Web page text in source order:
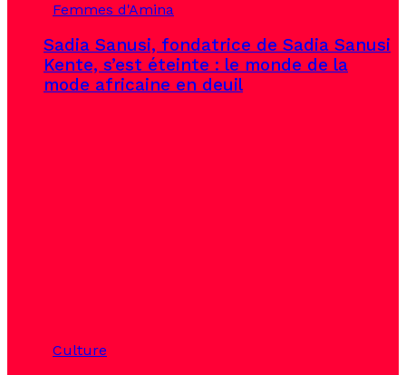
Femmes d'Amina
Sadia Sanusi, fondatrice de Sadia Sanusi
Kente, s’est éteinte : le monde de la
mode africaine en deuil
Culture